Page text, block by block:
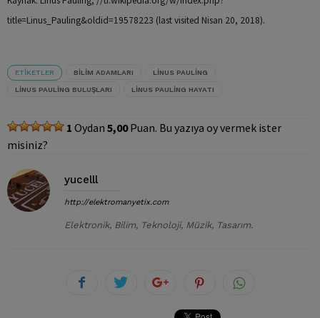
title=Linus_Pauling&oldid=19578223 (last visited Nisan 20, 2018).
ETIKETLER BILIM ADAMLARI LINUS PAULING
LINUS PAULING BULUŞLARI LINUS PAULING HAYATI
1 Oydan 5,00Puan. Bu yazıya oy vermek ister
misiniz?
yucelll
http://elektromanyetix.com
Elektronik, Bilim, Teknoloji, Müzik, Tasarım.